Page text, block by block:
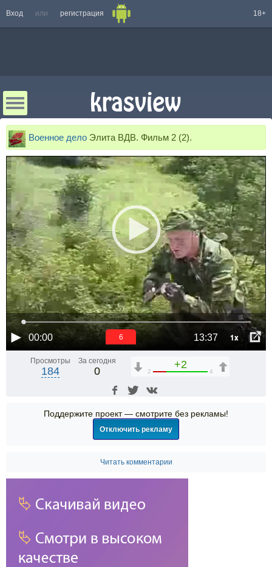
Вход или регистрация 18+
Военное дело Элита ВДВ. Фильм 2 (2).
00:00 13:37 1x
6
Просмотры
184
За сегодня
0
+2
2 4
Поддержите проект — смотрите без рекламы!
Отключить рекламу
Читать комментарии